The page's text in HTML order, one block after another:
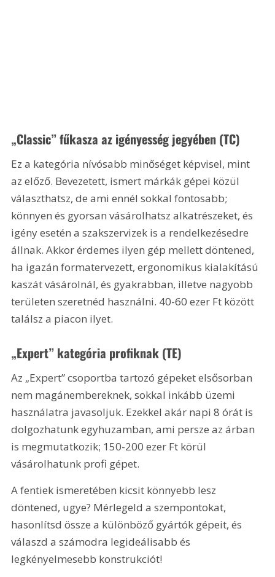
„Classic” fűkasza az igényesség jegyében (TC)
Ez a kategória nívósabb minőséget képvisel, mint
az előző. Bevezetett, ismert márkák gépei közül
választhatsz, de ami ennél sokkal fontosabb;
könnyen és gyorsan vásárolhatsz alkatrészeket, és
igény esetén a szakszervizek is a rendelkezésedre
állnak. Akkor érdemes ilyen gép mellett döntened,
ha igazán formatervezett, ergonomikus kialakítású
kaszát vásárolnál, és gyakrabban, illetve nagyobb
területen szeretnéd használni. 40-60 ezer Ft között
találsz a piacon ilyet.
„Expert” kategória profiknak (TE)
Az „Expert” csoportba tartozó gépeket elsősorban
nem magánembereknek, sokkal inkább üzemi
használatra javasoljuk. Ezekkel akár napi 8 órát is
dolgozhatunk egyhuzamban, ami persze az árban
is megmutatkozik; 150-200 ezer Ft körül
vásárolhatunk profi gépet.
A fentiek ismeretében kicsit könnyebb lesz
döntened, ugye? Mérlegeld a szempontokat,
hasonlítsd össze a különböző gyártók gépeit, és
válaszd a számodra legideálisabb és
legkényelmesebb konstrukciót!